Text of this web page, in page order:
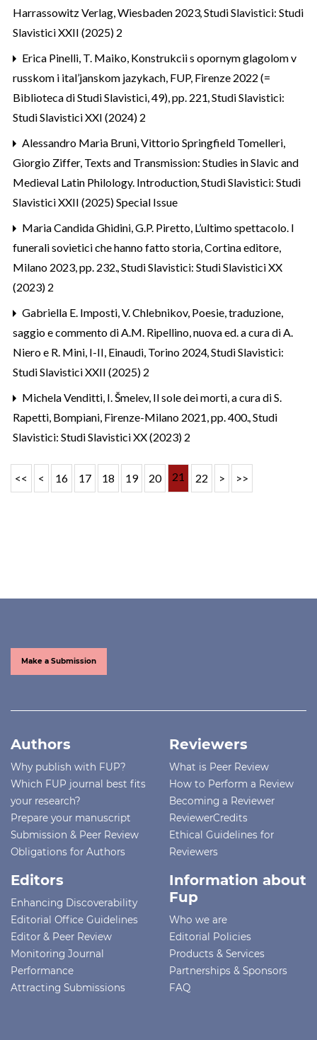
Harrassowitz Verlag, Wiesbaden 2023,Studi Slavistici: Studi
Slavistici XXII (2025) 2
Erica Pinelli, T. Maiko, Konstrukcii s opornym glagolom v
russkom i ital’janskom jazykach, FUP, Firenze 2022 (=
Biblioteca di Studi Slavistici, 49), pp. 221,Studi Slavistici:
Studi Slavistici XXI (2024) 2
Alessandro Maria Bruni, Vittorio Springfield Tomelleri,
Giorgio Ziffer, Texts and Transmission: Studies in Slavic and
Medieval Latin Philology. Introduction,Studi Slavistici: Studi
Slavistici XXII (2025) Special Issue
Maria Candida Ghidini,G.P. Piretto, L’ultimo spettacolo. I
funerali sovietici che hanno fatto storia, Cortina editore,
Milano 2023, pp. 232.,Studi Slavistici: Studi Slavistici XX
(2023) 2
Gabriella E. Imposti,V. Chlebnikov, Poesie, traduzione,
saggio e commento di A.M. Ripellino, nuova ed. a cura di A.
Niero e R. Mini, I-II, Einaudi, Torino 2024,Studi Slavistici:
Studi Slavistici XXII (2025) 2
Michela Venditti, I. Šmelev, Il sole dei morti, a cura di S.
Rapetti, Bompiani, Firenze-Milano 2021, pp. 400.,Studi
Slavistici: Studi Slavistici XX (2023) 2
<< < 16 17 18 19 20 21 22 > >>
Make a Submission
Authors
Why publish with FUP?
Which FUP journal best fits
your research?
Prepare your manuscript
Submission & Peer Review
Obligations for Authors
Reviewers
What is Peer Review
How to Perform a Review
Becoming a Reviewer
ReviewerCredits
Ethical Guidelines for
Reviewers
Editors
Enhancing Discoverability
Editorial Office Guidelines
Editor & Peer Review
Monitoring Journal
Performance
Attracting Submissions
Information about
Fup
Who we are
Editorial Policies
Products & Services
Partnerships & Sponsors
FAQ